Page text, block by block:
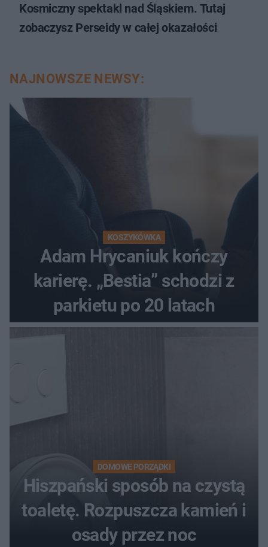
Kosmiczny spektakl nad Śląskiem. Tutaj
zobaczysz Perseidy w całej okazałości
NAJNOWSZE NEWSY:
KOSZYKÓWKA
Adam Hrycaniuk kończy
karierę. „Bestia” schodzi z
parkietu po 20 latach
DOMOWE PORZĄDKI
Hiszpański sposób na czystą
toaletę. Rozpuszcza kamień i
osady przez noc